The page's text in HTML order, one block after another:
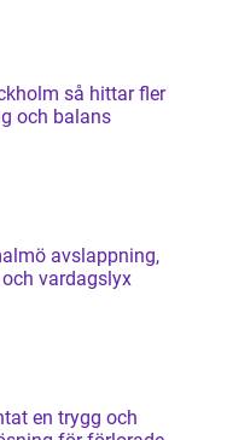
hittar fler
och balans
vardagslyx
och